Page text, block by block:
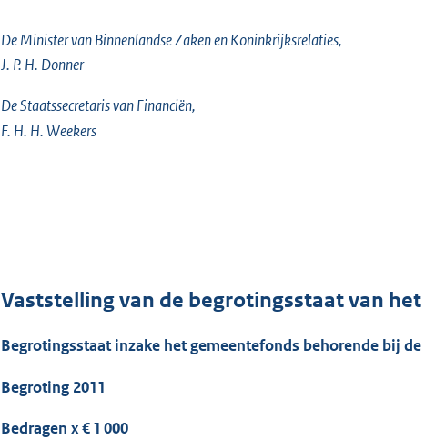
De Minister van Binnenlandse Zaken en Koninkrijksrelaties,
J. P. H. Donner
De Staatssecretaris van Financiën,
F. H. H. Weekers
Vaststelling van de begrotingsstaat van
Begrotingsstaat inzake het gemeentefonds behorende bij
Begroting 2011
Bedragen x € 1 000